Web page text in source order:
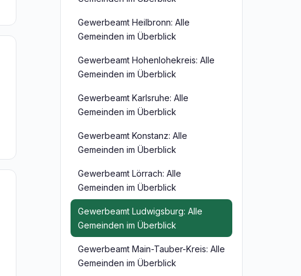
Gewerbeamt Heilbronn: Alle
Gemeinden im Überblick
Gewerbeamt Hohenlohekreis: Alle
Gemeinden im Überblick
Gewerbeamt Karlsruhe: Alle
Gemeinden im Überblick
Gewerbeamt Konstanz: Alle
Gemeinden im Überblick
Gewerbeamt Lörrach: Alle
Gemeinden im Überblick
Gewerbeamt Ludwigsburg: Alle
Gemeinden im Überblick
Gewerbeamt Main-Tauber-Kreis: Alle
Gemeinden im Überblick